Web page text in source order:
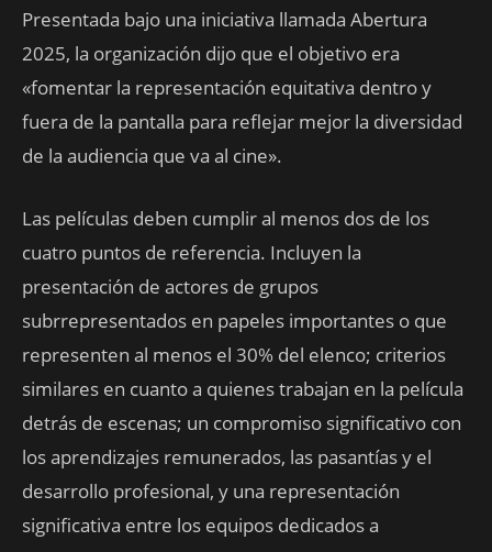
Presentada bajo una iniciativa llamada Abertura
2025, la organización dijo que el objetivo era
«fomentar la representación equitativa dentro y
fuera de la pantalla para reflejar mejor la diversidad
de la audiencia que va al cine».
Las películas deben cumplir al menos dos de los
cuatro puntos de referencia. Incluyen la
presentación de actores de grupos
subrrepresentados en papeles importantes o que
representen al menos el 30% del elenco; criterios
similares en cuanto a quienes trabajan en la película
detrás de escenas; un compromiso significativo con
los aprendizajes remunerados, las pasantías y el
desarrollo profesional, y una representación
significativa entre los equipos dedicados a